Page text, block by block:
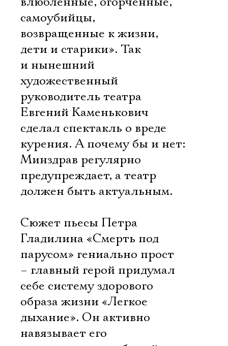
самоубийцы,
возвращенные к жизни,
дети и старики». Так
и нынешний
художественный
руководитель театра
Евгений Каменькович
сделал спектакль о вреде
курения. А почему бы и нет:
Минздрав регулярно
предупреждает, а театр
должен быть актуальным.
Сюжет пьесы Петра
Гладилина «Смерть под
парусом» гениально прост
– главный герой придумал
себе систему здорового
образа жизни «Легкое
дыхание». Он активно
навязывает его